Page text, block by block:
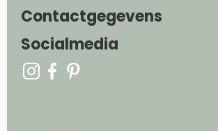
Contactgegevens
Socialmedia